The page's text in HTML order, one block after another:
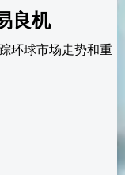
良机
环球市场走势和重